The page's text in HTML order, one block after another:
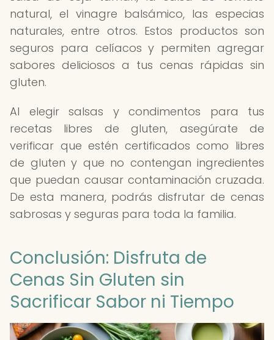
natural, el vinagre balsámico, las especias
naturales, entre otros. Estos productos son
seguros para celíacos y permiten agregar
sabores deliciosos a tus cenas rápidas sin
gluten.
Al elegir salsas y condimentos para tus
recetas libres de gluten, asegúrate de
verificar que estén certificados como libres
de gluten y que no contengan ingredientes
que puedan causar contaminación cruzada.
De esta manera, podrás disfrutar de cenas
sabrosas y seguras para toda la familia.
Conclusión: Disfruta de
Cenas Sin Gluten sin
Sacrificar Sabor ni Tiempo